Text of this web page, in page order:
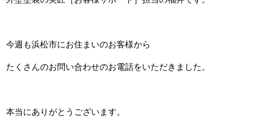
今週も浜松市にお住まいのお客様から
たくさんのお問い合わせのお電話をいただきました。
本当にありがとうございます。